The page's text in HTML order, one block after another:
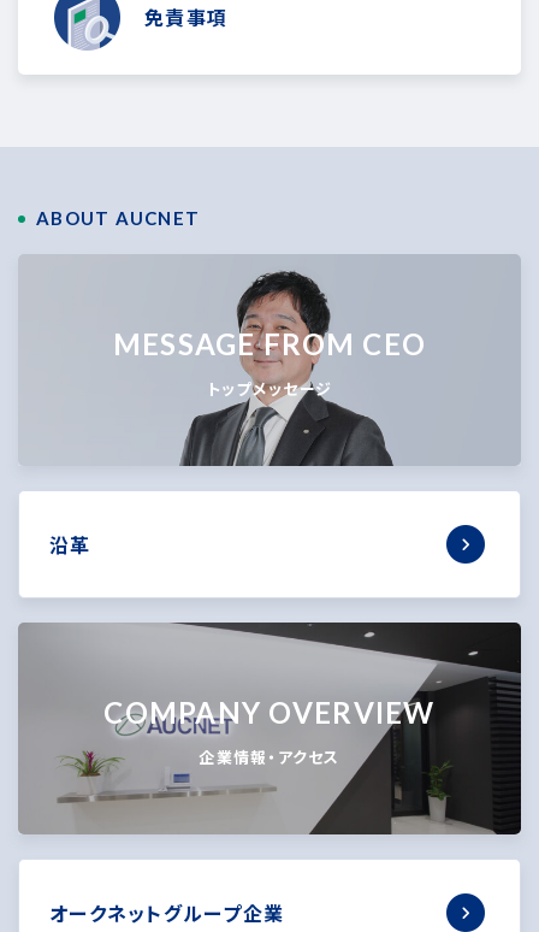
免責事項
ABOUT AUCNET
MESSAGE FROM CEO
トップメッセージ
沿革
COMPANY OVERVIEW
企業情報・アクセス
オークネットグループ企業